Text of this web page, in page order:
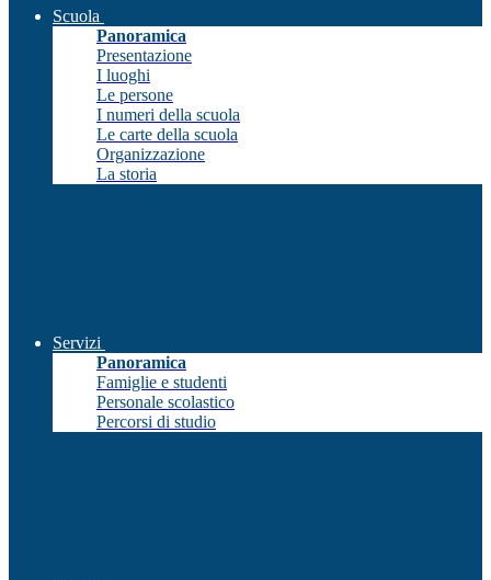
Scuola
Panoramica
Presentazione
I luoghi
Le persone
I numeri della scuola
Le carte della scuola
Organizzazione
La storia
Servizi
Panoramica
Famiglie e studenti
Personale scolastico
Percorsi di studio